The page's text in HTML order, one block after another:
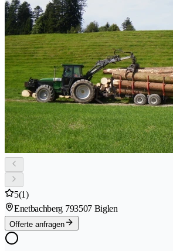
5(1)
Enetbachberg 793507 Biglen
Offerte anfragen